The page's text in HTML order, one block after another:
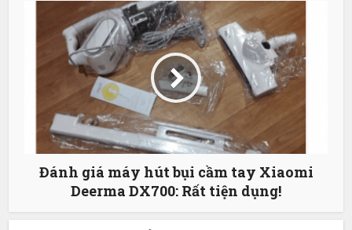
Đánh giá máy hút bụi cầm tay Xiaomi
Deerma DX700: Rất tiện dụng!